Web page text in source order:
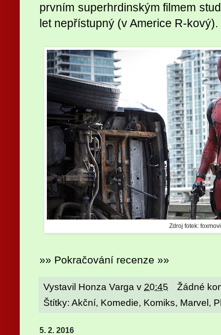
prvním superhrdinským filmem
let nepřístupný (v Americe R-kový).
Zdroj fotek:
»» Pokračování recenze »»
Vystavil Honza Varga v 20:45
Žádné
Štítky: Akční, Komedie, Komiks, Marvel,
5. 2. 2016